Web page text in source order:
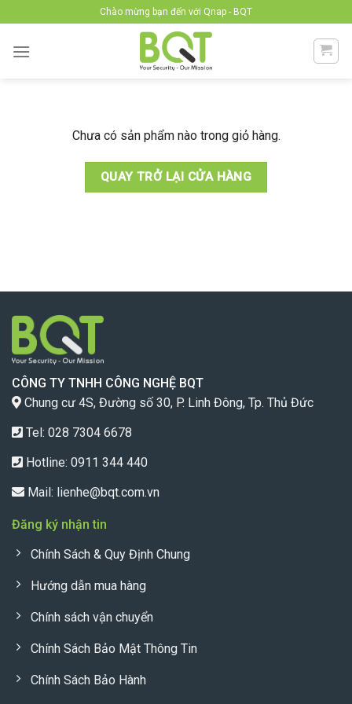
to
content
Chào mừng bạn đến với Qnap - BQT
Chưa có sản phẩm nào trong giỏ hàng.
QUAY TRỞ LẠI CỬA HÀNG
CÔNG TY TNHH CÔNG NGHỆ BQT
Chung cư 4S, Đường số 30, P. Linh Đông, Tp. Thủ Đức
Tel: 028 7304 6678
Hotline: 0911 344 440
Mail: lienhe@bqt.com.vn
Đăng ký nhận tin
Chính Sách & Quy Định Chung
Hướng dẫn mua hàng
Chính sách vận chuyển
Chính Sách Bảo Mật Thông Tin
Chính Sách Bảo Hành